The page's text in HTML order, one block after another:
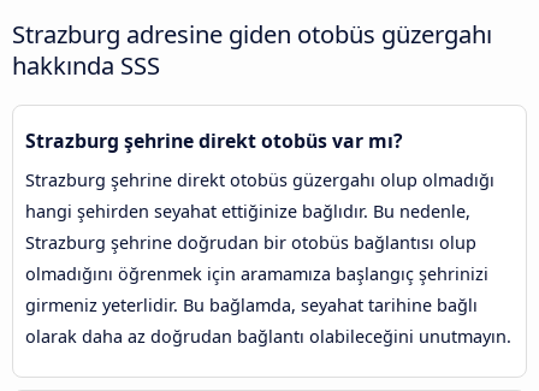
Strazburg adresine giden otobüs güzergahı
hakkında SSS
Strazburg şehrine direkt otobüs var mı?
Strazburg şehrine direkt otobüs güzergahı olup olmadığı
hangi şehirden seyahat ettiğinize bağlıdır. Bu nedenle,
Strazburg şehrine doğrudan bir otobüs bağlantısı olup
olmadığını öğrenmek için aramamıza başlangıç şehrinizi
girmeniz yeterlidir. Bu bağlamda, seyahat tarihine bağlı
olarak daha az doğrudan bağlantı olabileceğini unutmayın.